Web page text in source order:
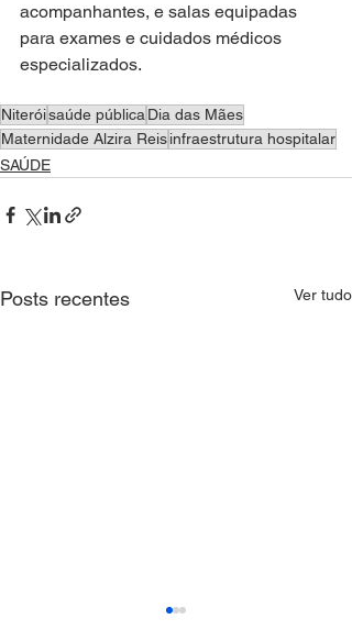
acompanhantes, e salas equipadas
para exames e cuidados médicos
especializados.
Niteróisaúde pública Dia das Mães
Maternidade Alzira Reisinfraestrutura hospitalar
SAÚDE
Posts recentes Ver tudo